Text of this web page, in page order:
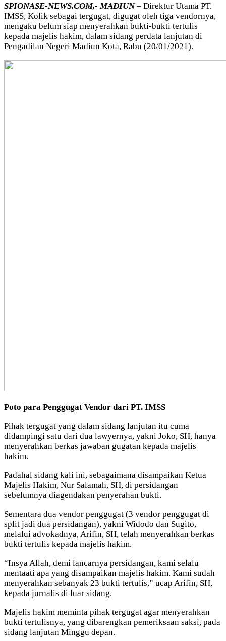
SPIONASE-NEWS.COM,- MADIUN– Direktur Utama PT.
IMSS, Kolik sebagai tergugat, digugat oleh tiga vendornya,
mengaku belum siap menyerahkan bukti-bukti tertulis
kepada majelis hakim, dalam sidang perdata lanjutan di
Pengadilan Negeri Madiun Kota, Rabu (20/01/2021).
Poto para Penggugat Vendor dari PT. IMSS
Pihak tergugat yang dalam sidang lanjutan itu cuma
didampingi satu dari dua lawyernya, yakni Joko, SH, hanya
menyerahkan berkas jawaban gugatan kepada majelis
hakim.
Padahal sidang kali ini, sebagaimana disampaikan Ketua
Majelis Hakim, Nur Salamah, SH, di persidangan
sebelumnya diagendakan penyerahan bukti.
Sementara dua vendor penggugat (3 vendor penggugat di
split jadi dua persidangan), yakni Widodo dan Sugito,
melalui advokadnya, Arifin, SH, telah menyerahkan berkas
bukti tertulis kepada majelis hakim.
“Insya Allah, demi lancarnya persidangan, kami selalu
mentaati apa yang disampaikan majelis hakim. Kami sudah
menyerahkan sebanyak 23 bukti tertulis,” ucap Arifin, SH,
kepada jurnalis di luar sidang.
Majelis hakim meminta pihak tergugat agar menyerahkan
bukti tertulisnya, yang dibarengkan pemeriksaan saksi, pada
sidang lanjutan Minggu depan.